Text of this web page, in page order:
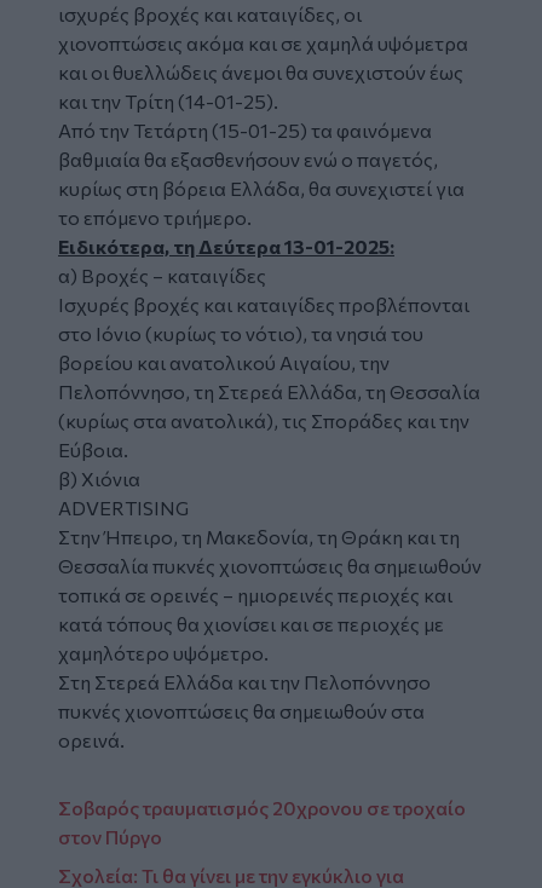
ισχυρές βροχές και καταιγίδες, οι
χιονοπτώσεις ακόμα και σε χαμηλά υψόμετρα
και οι θυελλώδεις άνεμοι θα συνεχιστούν έως
και την Τρίτη (14-01-25).
Από την Τετάρτη (15-01-25) τα φαινόμενα
βαθμιαία θα εξασθενήσουν ενώ ο παγετός,
κυρίως στη βόρεια Ελλάδα, θα συνεχιστεί για
το επόμενο τριήμερο.
Ειδικότερα, τη Δεύτερα 13-01-2025:
α) Βροχές – καταιγίδες
Ισχυρές βροχές και καταιγίδες προβλέπονται
στο Ιόνιο (κυρίως το νότιο), τα νησιά του
βορείου και ανατολικού Αιγαίου, την
Πελοπόννησο, τη Στερεά Ελλάδα, τη Θεσσαλία
(κυρίως στα ανατολικά), τις Σποράδες και την
Εύβοια.
β) Χιόνια
ADVERTISING
Στην Ήπειρο, τη Μακεδονία, τη Θράκη και τη
Θεσσαλία πυκνές χιονοπτώσεις θα σημειωθούν
τοπικά σε ορεινές – ημιορεινές περιοχές και
κατά τόπους θα χιονίσει και σε περιοχές με
χαμηλότερο υψόμετρο.
Στη Στερεά Ελλάδα και την Πελοπόννησο
πυκνές χιονοπτώσεις θα σημειωθούν στα
ορεινά.
Σοβαρός τραυματισμός 20χρονου σε τροχαίο
στον Πύργο
Σχολεία: Τι θα γίνει με την εγκύκλιο για